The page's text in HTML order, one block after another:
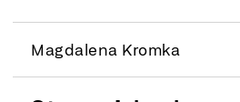
Magdalena Kromka